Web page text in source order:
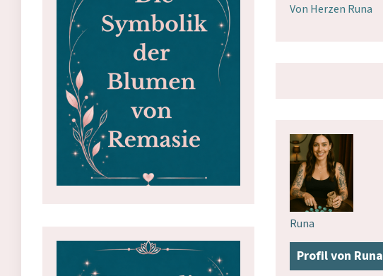
Von Herzen Runa
Runa
Profil von Runa